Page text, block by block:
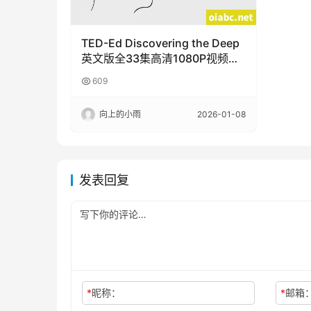
TED-Ed Discovering the Deep
英文版全33集高清1080P视频
609
向上的小雨 2026-01-08
发表回复
*昵称： *邮箱：